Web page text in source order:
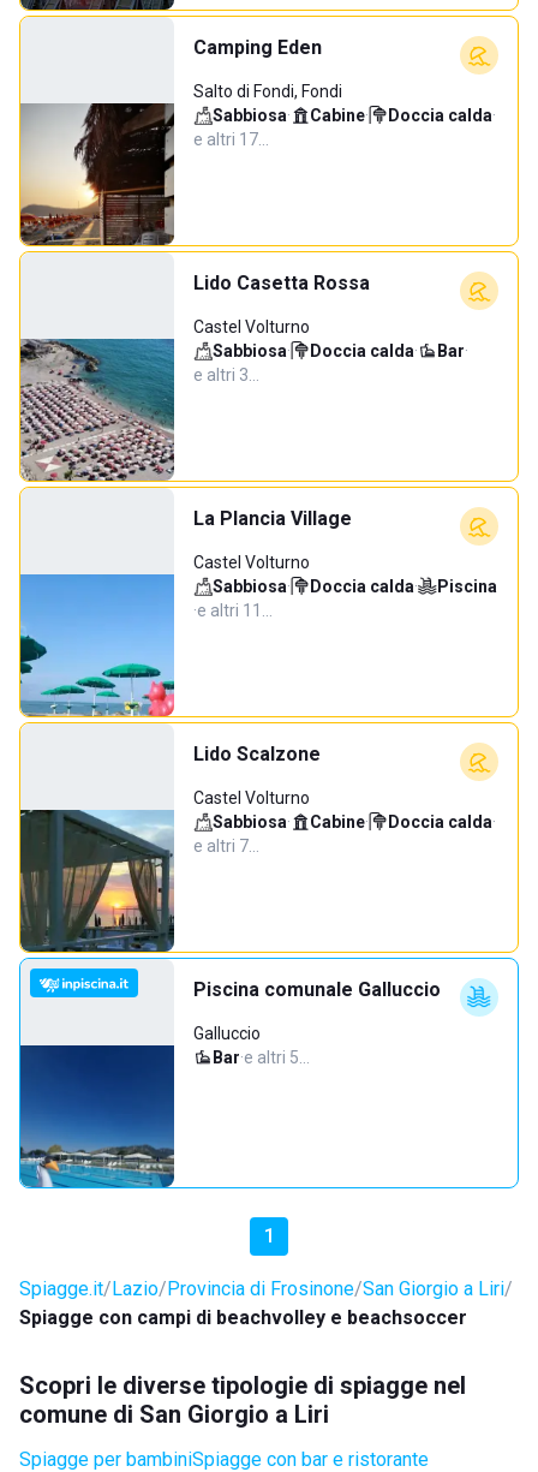
Camping Eden
Salto di Fondi, Fondi
Sabbiosa· Cabine· Doccia calda·
e altri 17…
Lido Casetta Rossa
Castel Volturno
Sabbiosa· Doccia calda· Bar·
e altri 3…
La Plancia Village
Castel Volturno
Sabbiosa· Doccia calda·
Piscina
·e altri 11…
Lido Scalzone
Castel Volturno
Sabbiosa· Cabine· Doccia calda·
e altri 7…
Piscina comunale Galluccio
Galluccio
Bar·e altri 5…
1
Spiagge.it Lazio Provincia di Frosinone San Giorgio a Liri
Spiagge con campi di beachvolley e beachsoccer
Scopri le diverse tipologie di spiagge nel
comune di San Giorgio a Liri
Spiagge per bambiniSpiagge con bar e ristorante